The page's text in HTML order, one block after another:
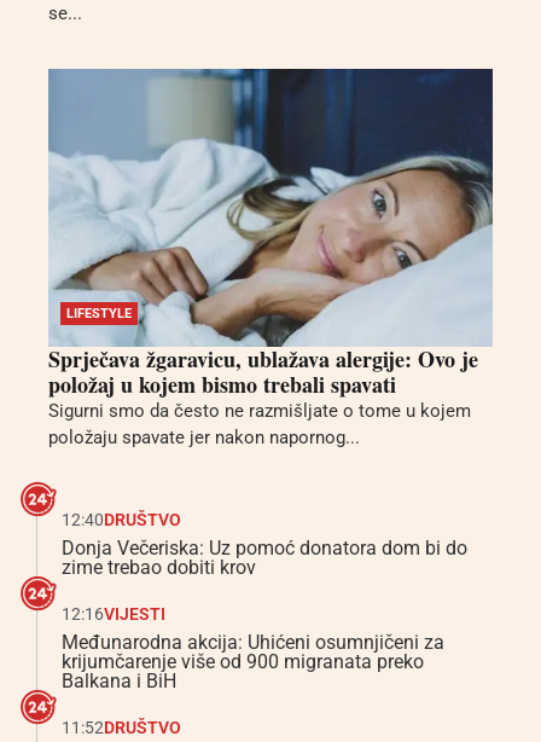
se...
LIFESTYLE
Sprječava žgaravicu, ublažava alergije: Ovo je
položaj u kojem bismo trebali spavati
Sigurni smo da često ne razmišljate o tome u kojem
položaju spavate jer nakon napornog...
12:40DRUŠTVO
Donja Večeriska: Uz pomoć donatora dom bi do
zime trebao dobiti krov
12:16VIJESTI
Međunarodna akcija: Uhićeni osumnjičeni za
krijumčarenje više od 900 migranata preko
Balkana i BiH
11:52DRUŠTVO